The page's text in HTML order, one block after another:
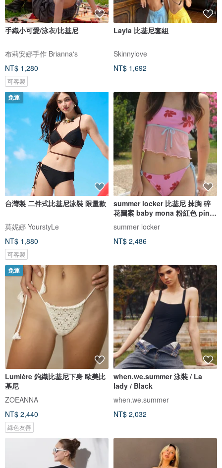
手織小可愛/泳衣/比基尼
布莉安娜手作 Brianna's
NT$ 1,280
可客製
Layla 比基尼套組
Skinnylove
NT$ 1,692
免運
台灣製 二件式比基尼泳裝 限量款
莫妮娜 YourstyLe
NT$ 1,880
可客製
summer locker 比基尼 抹胸 碎
花圖案 baby mona 粉紅色 pink
summer locker
NT$ 2,486
免運
Lumière 鉤織比基尼下身 歐美比
基尼
ZOEANNA
NT$ 2,440
綠色友善
when.we.summer 泳裝 / La
lady / Black
when.we.summer
NT$ 2,032